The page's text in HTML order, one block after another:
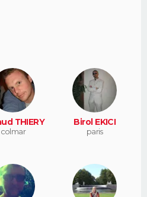
THIERY
colmar
Birol EKICI
paris